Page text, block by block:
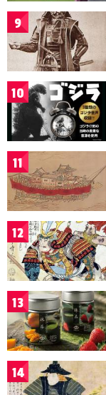
9
10
11
12
13
14